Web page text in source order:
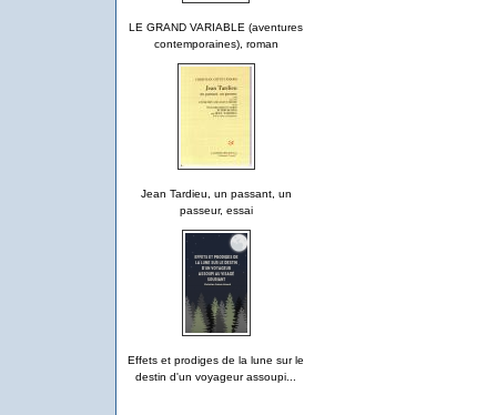
LE GRAND VARIABLE (aventures
contemporaines), roman
Jean Tardieu, un passant, un
passeur, essai
Effets et prodiges de la lune sur le
destin d'un voyageur assoupi...